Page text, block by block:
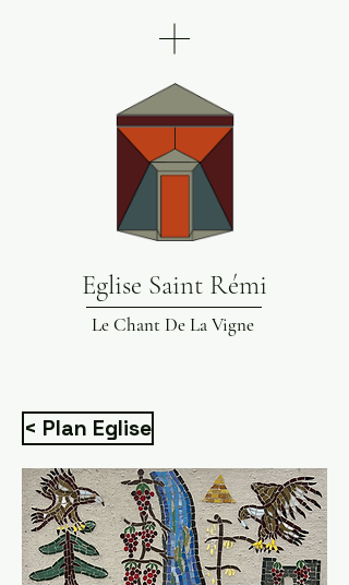
Eglise Saint Rémi
Le Chant De La Vigne
< Plan Eglise